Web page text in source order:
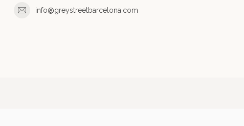
info@greystreetbarcelona.com